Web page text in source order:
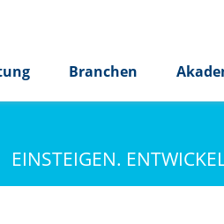
Branchen
EINSTEIGEN.